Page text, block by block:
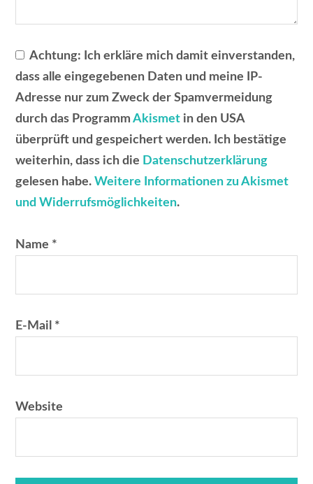
Achtung: Ich erkläre mich damit einverstanden,
dass alle eingegebenen Daten und meine IP-
Adresse nur zum Zweck der Spamvermeidung
durch das ProgrammAkismet in den USA
überprüft und gespeichert werden. Ich bestätige
weiterhin, dass ich die Datenschutzerklärung
gelesen habe. Weitere Informationen zu Akismet
und Widerrufsmöglichkeiten.
Name *
E-Mail *
Website